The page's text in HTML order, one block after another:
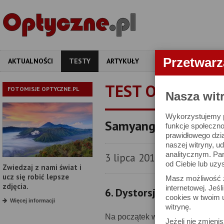
Nasza
Wykorzystujemy
funkcje
prawidłowego
naszej witryny,
analitycznym.
od Ciebie lub
Masz możliwość
internetowej.
cookies w twoim
witrynę.
Jeżeli nie
AKTUALNOŚCI TESTY ARTYKUŁY APARATY
FOTOMISJE OPTYCZNE.PL
Zwiedzaj z nami świat i
ucz się robić lepsze
zdjęcia.
Więcej informacji
TEST
Samyang 135 mm f/
3 lipca 2015
6. Dystorsja
Na początek warto